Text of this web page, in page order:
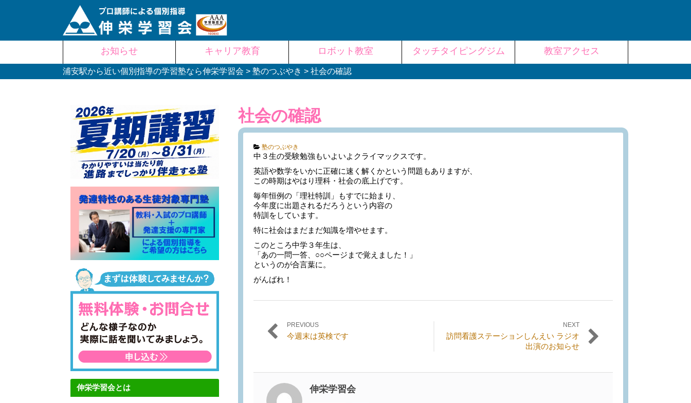
content
お知らせ キャリア教育 ロボット教室 タッチタイピングジム 教室アクセス
浦安駅から近い個別指導の学習塾なら伸栄学習会 > 塾のつぶやき > 社会の確認
社会の確認
Categories:
塾のつぶやき
中３生の受験勉強もいよいよクライマックスです。
英語や数学をいかに正確に速く解くかという問題もありますが、
この時期はやはり理科・社会の底上げです。
毎年恒例の「理社特訓」もすでに始まり、
今年度に出題されるだろうという内容の
特訓をしています。
特に社会はまだまだ知識を増やせます。
このところ中学３年生は、
「あの一問一答、○○ページまで覚えました！」
というのが合言葉に。
がんばれ！
投稿ナビゲーション
PREVIOUS
Previous
今週末は英検です
NEXT
Next
訪問看護ステーションしんえい ラジオ
出演のお知らせ
伸栄学習会
伸栄学習会とは